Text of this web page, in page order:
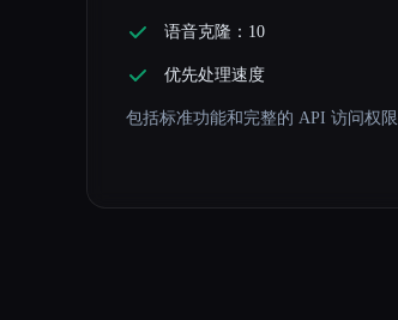
语音克隆：10
优先处理速度
包括标准功能和完整的 API 访问权限